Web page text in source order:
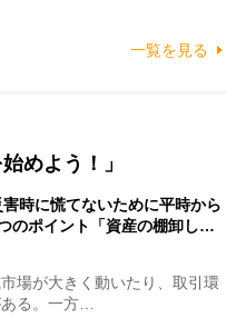
一覧を見る
めよう！」
害時に慌てないために平時から
のポイント「資産の棚卸し…
場が大きく動いたり、取引環
る。一方…